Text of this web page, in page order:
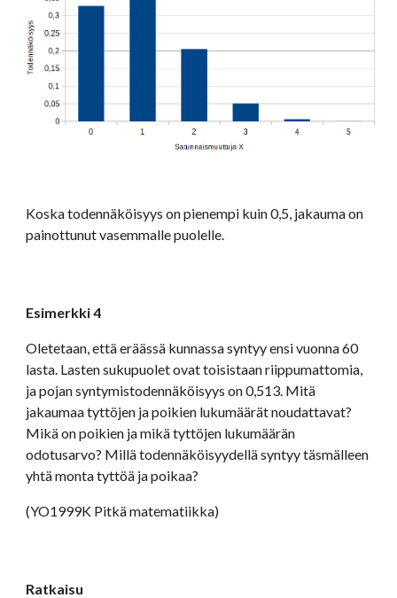
Koska todennäköisyys on pienempi kuin 0,5, jakauma on
painottunut vasemmalle puolelle.
Esimerkki 4
Oletetaan, että eräässä kunnassa syntyy ensi vuonna 60
lasta. Lasten sukupuolet ovat toisistaan riippumattomia,
ja pojan syntymistodennäköisyys on 0,513. Mitä
jakaumaa tyttöjen ja poikien lukumäärät noudattavat?
Mikä on poikien ja mikä tyttöjen lukumäärän
odotusarvo? Millä todennäköisyydellä syntyy täsmälleen
yhtä monta tyttöä ja poikaa?
(YO1999K Pitkä matematiikka)
Ratkaisu